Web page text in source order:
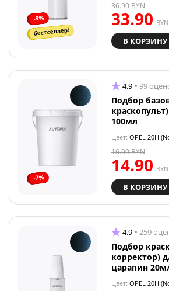
-9%
бестселлер!
33.90 BYN
36.90BYN
В КОРЗИНУ
-7%
4.9 99
Подбор
100мл
Цвет: OPEL 20H
14.90 BYN
16.00BYN
В КОРЗИНУ
4.9 259
Подбор
корректор)
царапин
Цвет: OPEL 20H